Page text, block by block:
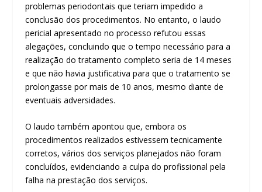
problemas periodontais que teriam impedido a
conclusão dos procedimentos. No entanto, o laudo
pericial apresentado no processo refutou essas
alegações, concluindo que o tempo necessário para a
realização do tratamento completo seria de 14 meses
e que não havia justificativa para que o tratamento se
prolongasse por mais de 10 anos, mesmo diante de
eventuais adversidades.
O laudo também apontou que, embora os
procedimentos realizados estivessem tecnicamente
corretos, vários dos serviços planejados não foram
concluídos, evidenciando a culpa do profissional pela
falha na prestação dos serviços.